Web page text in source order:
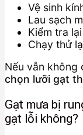
Vệ sinh
Lau sạch
Kiểm tra
Chạy thử
Nếu vẫn không
chọn lưỡi gạt
Gạt mưa bị
gạt lỗi không?